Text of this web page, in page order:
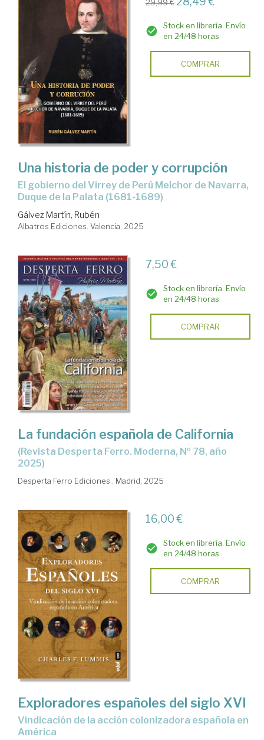
29,99 €
Stock en librería. Envío
en 24/48 horas
COMPRAR
Una historia de poder y corrupción
El gobierno del Virrey de Perú Melchor de Navarra,
Duque de la Palata (1681-1689)
Gálvez Martín, Rubén
Albatros Ediciones. Valencia, 2025
7,50 €
Stock en librería. Envío
en 24/48 horas
COMPRAR
La fundación española de California
(Revista Desperta Ferro. Moderna, Nº 78, año
2025)
Desperta Ferro Ediciones . Madrid, 2025
16,00 €
Stock en librería. Envío
en 24/48 horas
COMPRAR
Exploradores españoles del siglo XVI
Vindicación de la acción colonizadora española en
América